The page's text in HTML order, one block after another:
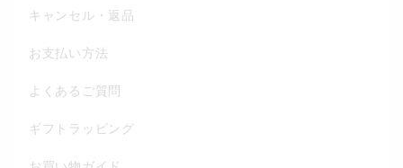
キャンセル・返品
お支払い方法
よくあるご質問
ギフトラッピング